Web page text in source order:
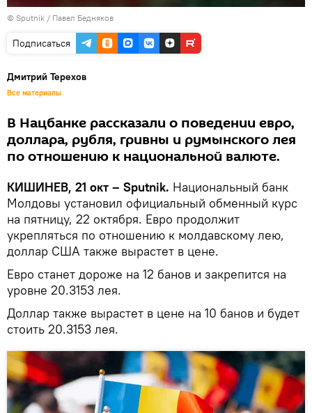
© Sputnik / Павел Бедняков
Подписаться
Дмитрий Терехов
Все материалы
В Нацбанке рассказали о поведении евро,
доллара, рубля, гривны и румынского лея
по отношению к национальной валюте.
КИШИНЕВ, 21 окт – Sputnik. Национальный банк
Молдовы установил официальный обменный курс
на пятницу, 22 октября. Евро продолжит
укрепляться по отношению к молдавскому лею,
доллар США также вырастет в цене.
Евро станет дороже на 12 банов и закрепится на
уровне 20.3153 лея.
Доллар также вырастет в цене на 10 банов и будет
стоить 20.3153 лея.